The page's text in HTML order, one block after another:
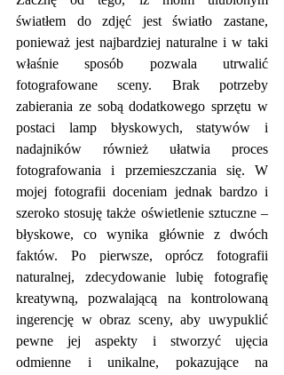
światłem do zdjęć jest światło zastane,
ponieważ jest najbardziej naturalne i w taki
właśnie sposób pozwala utrwalić
fotografowane sceny. Brak potrzeby
zabierania ze sobą dodatkowego sprzętu w
postaci lamp błyskowych, statywów i
nadajników również ułatwia proces
fotografowania i przemieszczania się. W
mojej fotografii doceniam jednak bardzo i
szeroko stosuję także oświetlenie sztuczne –
błyskowe, co wynika głównie z dwóch
faktów. Po pierwsze, oprócz fotografii
naturalnej, zdecydowanie lubię fotografię
kreatywną, pozwalającą na kontrolowaną
ingerencję w obraz sceny, aby uwypuklić
pewne jej aspekty i stworzyć ujęcia
odmienne i unikalne, pokazujące na